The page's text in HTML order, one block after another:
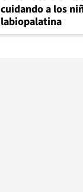
cuidando a los
labiopalatina